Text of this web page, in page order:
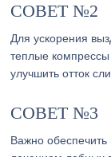
СОВЕТ №2
Для ускорения
теплые компрессы
улучшить отток
СОВЕТ №3
Важно